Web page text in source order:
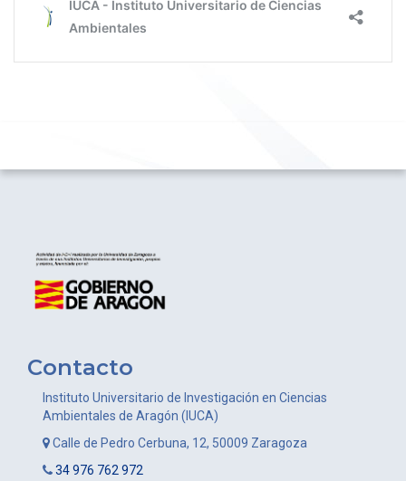
Contacto
Instituto Universitario de Investigación en Ciencias
Ambientales de Aragón (IUCA)
Calle de Pedro Cerbuna, 12, 50009 Zaragoza
34 976 762 972